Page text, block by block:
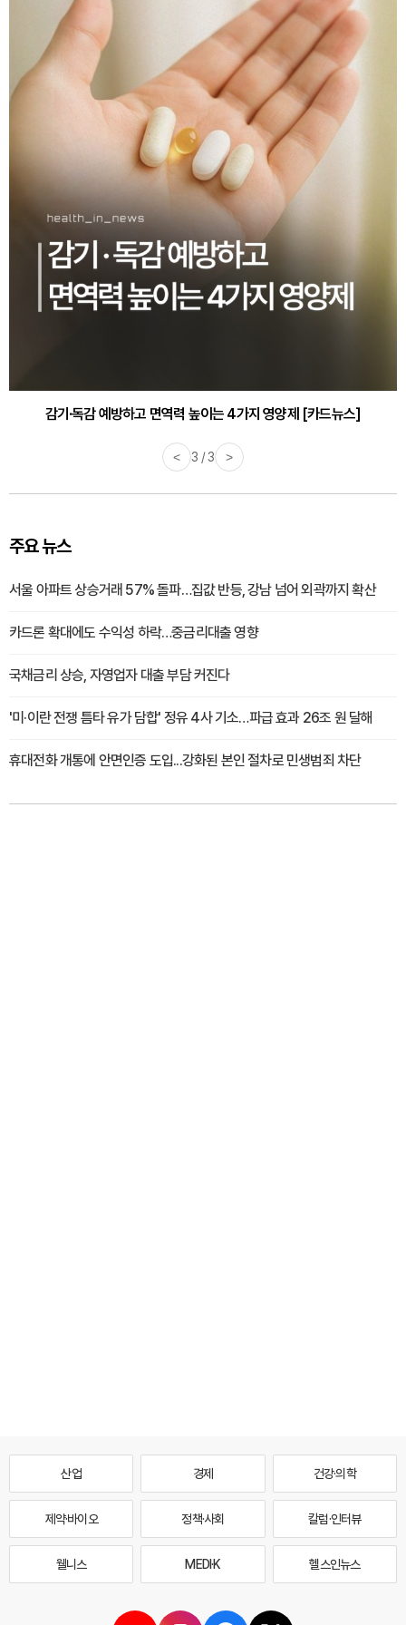
감기·독감 예방하고 면역력 높이는 4가지 영양제 [카드뉴스]
< 3 / 3 >
주요 뉴스
서울 아파트 상승거래 57% 돌파…집값 반등, 강남 넘어 외곽까지 확산
카드론 확대에도 수익성 하락…중금리대출 영향
국채금리 상승, 자영업자 대출 부담 커진다
'미·이란 전쟁 틈타 유가 담합' 정유 4사 기소…파급 효과 26조 원 달해
휴대전화 개통에 안면인증 도입...강화된 본인 절차로 민생범죄 차단
산업 경제 건강·의학
제약·바이오 정책·사회 칼럼·인터뷰
웰니스 MEDI·K 헬스인뉴스